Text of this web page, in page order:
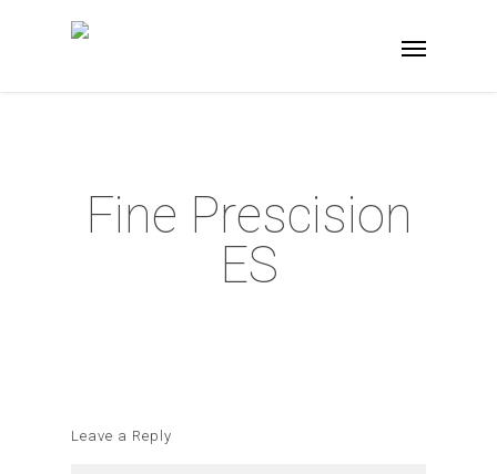
Fine Prescision
ES
Leave a Reply